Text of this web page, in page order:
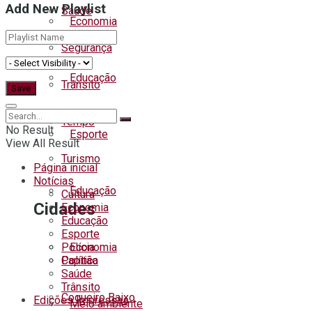
Economia
Educação
Esporte
Educação
Economia
Meio ambiente
Saúde
Segurança
Trânsito
Tempo
Turismo
Cidades
Capitão
Coqueiro Baixo
Add New Playlist
No Result
View All Result
Página inicial
Notícias
Cultura
Economia
Educação
Esporte
Polícia
Política
Saúde
Trânsito
Edições Impressas